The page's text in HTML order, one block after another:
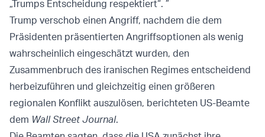
„Trumps Entscheidung respektiert“. ”
Trump verschob einen Angriff, nachdem die dem
Präsidenten präsentierten Angriffsoptionen als wenig
wahrscheinlich eingeschätzt wurden, den
Zusammenbruch des iranischen Regimes entscheidend
herbeizuführen und gleichzeitig einen größeren
regionalen Konflikt auszulösen, berichteten US-Beamte
dem Wall Street Journal.